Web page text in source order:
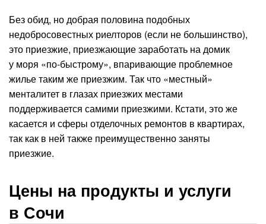
Без обид, но добрая половина подобных
недобросовестных риелторов (если не большинство),
это приезжие, приезжающие заработать на домик
у моря «по-быстрому», впаривающие проблемное
жилье таким же приезжим. Так что «местный»
менталитет в глазах приезжих местами
поддерживается самими приезжими. Кстати, это же
касается и сферы отделочных ремонтов в квартирах,
так как в ней также преимущественно заняты
приезжие.
Цены на продукты и услуги
в Сочи